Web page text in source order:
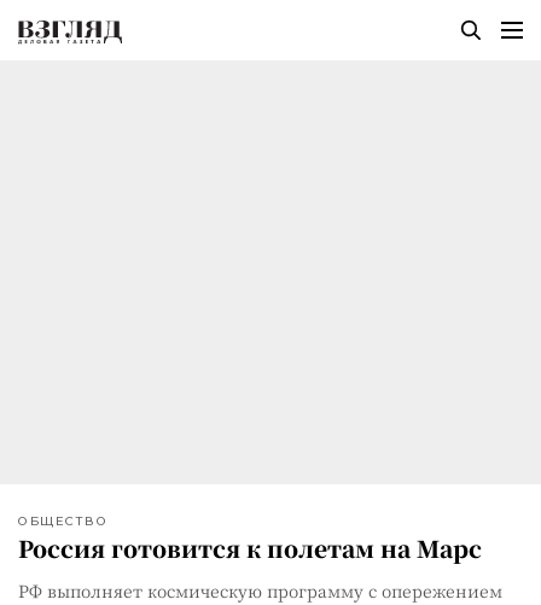
ОБЩЕСТВО
Россия готовится к полетам на Марс
РФ выполняет космическую программу с опережением